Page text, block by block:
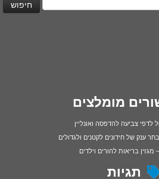
מומלצים
לדפי צביעה להדפסה ואונליין
ענק של חידונים לקטנים ולגדולים
מגזין בריאות להורים וילדים
תגיות